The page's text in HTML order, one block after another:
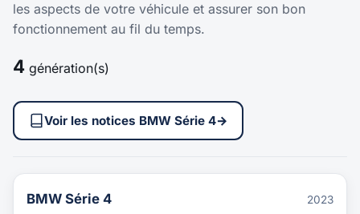
les aspects de votre véhicule et assurer son bon
fonctionnement au fil du temps.
4 génération(s)
Voir les notices BMW Série 4→
BMW Série 4
2023